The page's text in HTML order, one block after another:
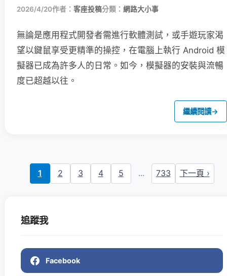
2026/4/20作者： 客座投稿分類： 網路大小事
無論是應用程式開發者需進行軟體測試，或手遊玩家渴
望以鍵鼠享受更精準的操控，在電腦上執行 Android 模
擬器已成為許多人的日常。如今，模擬器的安裝與流暢
度已超越以往。
繼續閱讀→
1 2 3 4 5 ... 733 下一頁 ›
追蹤我
Facebook